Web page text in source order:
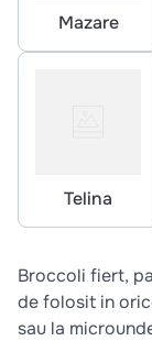
Mazare
Telina
Broccoli fiert,
de folosit in
sau la